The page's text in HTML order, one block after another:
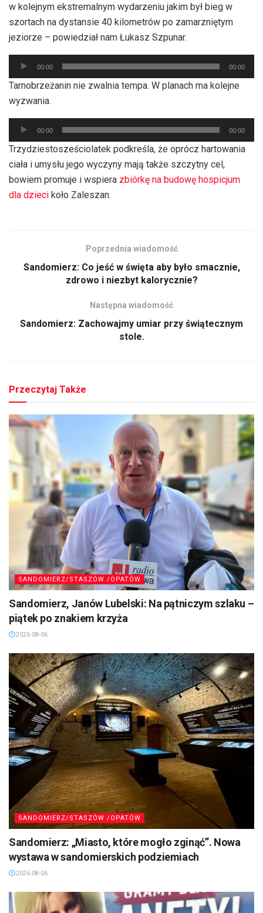
w kolejnym ekstremalnym wydarzeniu jakim był bieg w
szortach na dystansie 40 kilometrów po zamarzniętym
jeziorze – powiedział nam Łukasz Szpunar.
Odtwarzacz
plików
dźwiękowych
00:00 00:00
Tarnobrzeżanin nie zwalnia tempa. W planach ma kolejne
wyzwania.
Odtwarzacz
plików
dźwiękowych
00:00 00:00
Trzydziestosześciolatek podkreśla, że oprócz hartowania
ciała i umysłu jego wyczyny mają także szczytny cel,
bowiem promuje i wspiera zbiórkę na budowę hospicjum
dla dzieci koło Zaleszan.
Poprzednia wiadomość
Sandomierz: Co jeść w święta aby było smacznie,
zdrowo i niezbyt kalorycznie?
Następna wiadomość
Sandomierz: Zachowajmy umiar przy świątecznym
stole.
Przeczytaj Także
SANDOMIERZ/STASZÓW /OPATÓW
Sandomierz, Janów Lubelski: Na pątniczym szlaku –
piątek po znakiem krzyża
2026-08-06
SANDOMIERZ/STASZÓW /OPATÓW
Sandomierz: „Miasto, które mogło zginąć”. Nowa
wystawa w sandomierskich podziemiach
2026-08-06